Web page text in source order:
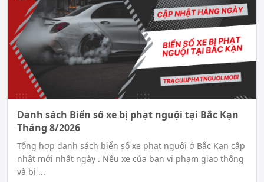
Danh sách Biển số xe bị phạt nguội tại Bắc Kạn
Tháng 8/2026
Tổng hợp danh sách biển số xe phạt nguội ở Bắc Kạn cập
nhật mới nhất ngày . Nếu xe của bạn vi phạm giao thông
và bị ...